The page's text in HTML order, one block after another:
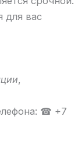
для вас
,
☎ +7